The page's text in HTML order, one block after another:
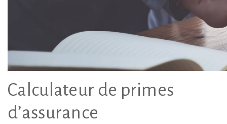
Calculateur de primes
d’assurance